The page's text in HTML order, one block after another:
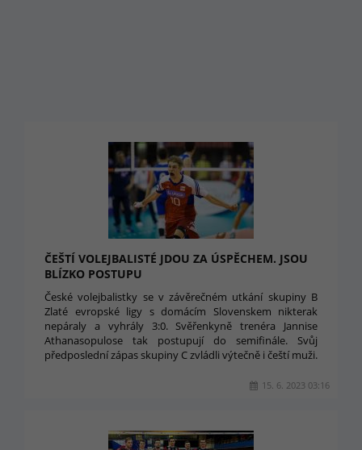
ČEŠTÍ VOLEJBALISTÉ JDOU ZA ÚSPĚCHEM. JSOU
BLÍZKO POSTUPU
České volejbalistky se v závěrečném utkání skupiny B
Zlaté evropské ligy s domácím Slovenskem nikterak
nepáraly a vyhrály 3:0. Svěřenkyně trenéra Jannise
Athanasopulose tak postupují do semifinále. Svůj
předposlední zápas skupiny C zvládli výtečně i čeští muži.
15. 6. 2023 03:16